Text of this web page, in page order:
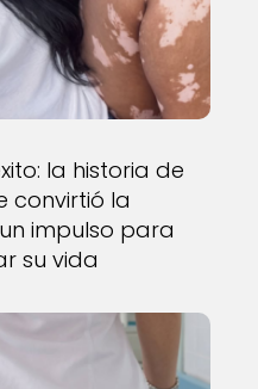
la historia de
convirtió la
impulso para
su vida